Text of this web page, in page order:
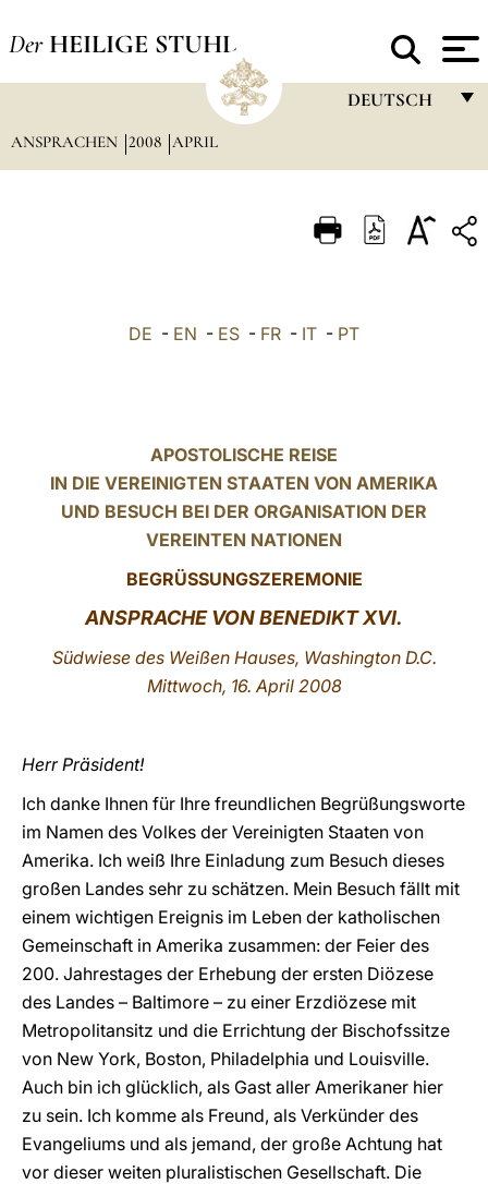
Der HEILIGE STUHL
DEUTSCH
ITALIANO
中文
LATINE
ANSPRACHEN 2008 APRIL
DE - EN - ES - FR - IT - PT
APOSTOLISCHE REISE
IN DIE VEREINIGTEN STAATEN VON AMERIKA
UND BESUCH BEI DER ORGANISATION DER
VEREINTEN NATIONEN
BEGRÜSSUNGSZEREMONIE
ANSPRACHE VON BENEDIKT XVI.
Südwiese des Weißen Hauses, Washington D.C.
Mittwoch, 16. April 2008
Herr Präsident!
Ich danke Ihnen für Ihre freundlichen Begrüßungsworte
im Namen des Volkes der Vereinigten Staaten von
Amerika. Ich weiß Ihre Einladung zum Besuch dieses
großen Landes sehr zu schätzen. Mein Besuch fällt mit
einem wichtigen Ereignis im Leben der katholischen
Gemeinschaft in Amerika zusammen: der Feier des
200. Jahrestages der Erhebung der ersten Diözese
des Landes – Baltimore – zu einer Erzdiözese mit
Metropolitansitz und die Errichtung der Bischofssitze
von New York, Boston, Philadelphia und Louisville.
Auch bin ich glücklich, als Gast aller Amerikaner hier
zu sein. Ich komme als Freund, als Verkünder des
Evangeliums und als jemand, der große Achtung hat
vor dieser weiten pluralistischen Gesellschaft. Die